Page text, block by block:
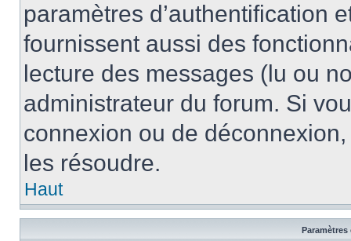
paramètres d’authentification
fournissent aussi des
lecture des messages (lu ou
administrateur du forum. Si
connexion ou de
les résoudre.
Haut
Paramètres